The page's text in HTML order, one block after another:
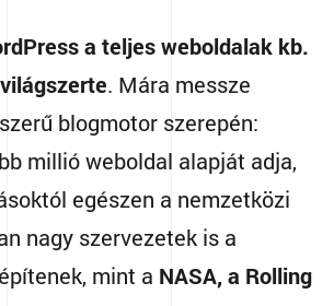
a teljes weboldalak kb.
. Mára messze
blogmotor szerepén:
millió weboldal alapját adja,
egészen a nemzetközi
nagy szervezetek is a
mint a NASA, a Rolling